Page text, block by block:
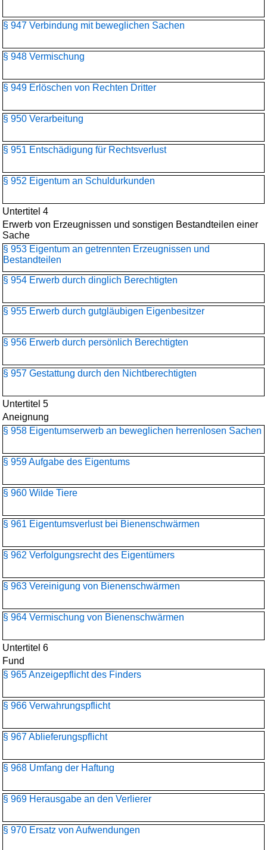
§ 947 Verbindung mit beweglichen Sachen
§ 948 Vermischung
§ 949 Erlöschen von Rechten Dritter
§ 950 Verarbeitung
§ 951 Entschädigung für Rechtsverlust
§ 952 Eigentum an Schuldurkunden
Untertitel 4
Erwerb von Erzeugnissen und sonstigen Bestandteilen einer
Sache
§ 953 Eigentum an getrennten Erzeugnissen und
Bestandteilen
§ 954 Erwerb durch dinglich Berechtigten
§ 955 Erwerb durch gutgläubigen Eigenbesitzer
§ 956 Erwerb durch persönlich Berechtigten
§ 957 Gestattung durch den Nichtberechtigten
Untertitel 5
Aneignung
§ 958 Eigentumserwerb an beweglichen herrenlosen Sachen
§ 959 Aufgabe des Eigentums
§ 960 Wilde Tiere
§ 961 Eigentumsverlust bei Bienenschwärmen
§ 962 Verfolgungsrecht des Eigentümers
§ 963 Vereinigung von Bienenschwärmen
§ 964 Vermischung von Bienenschwärmen
Untertitel 6
Fund
§ 965 Anzeigepflicht des Finders
§ 966 Verwahrungspflicht
§ 967 Ablieferungspflicht
§ 968 Umfang der Haftung
§ 969 Herausgabe an den Verlierer
§ 970 Ersatz von Aufwendungen